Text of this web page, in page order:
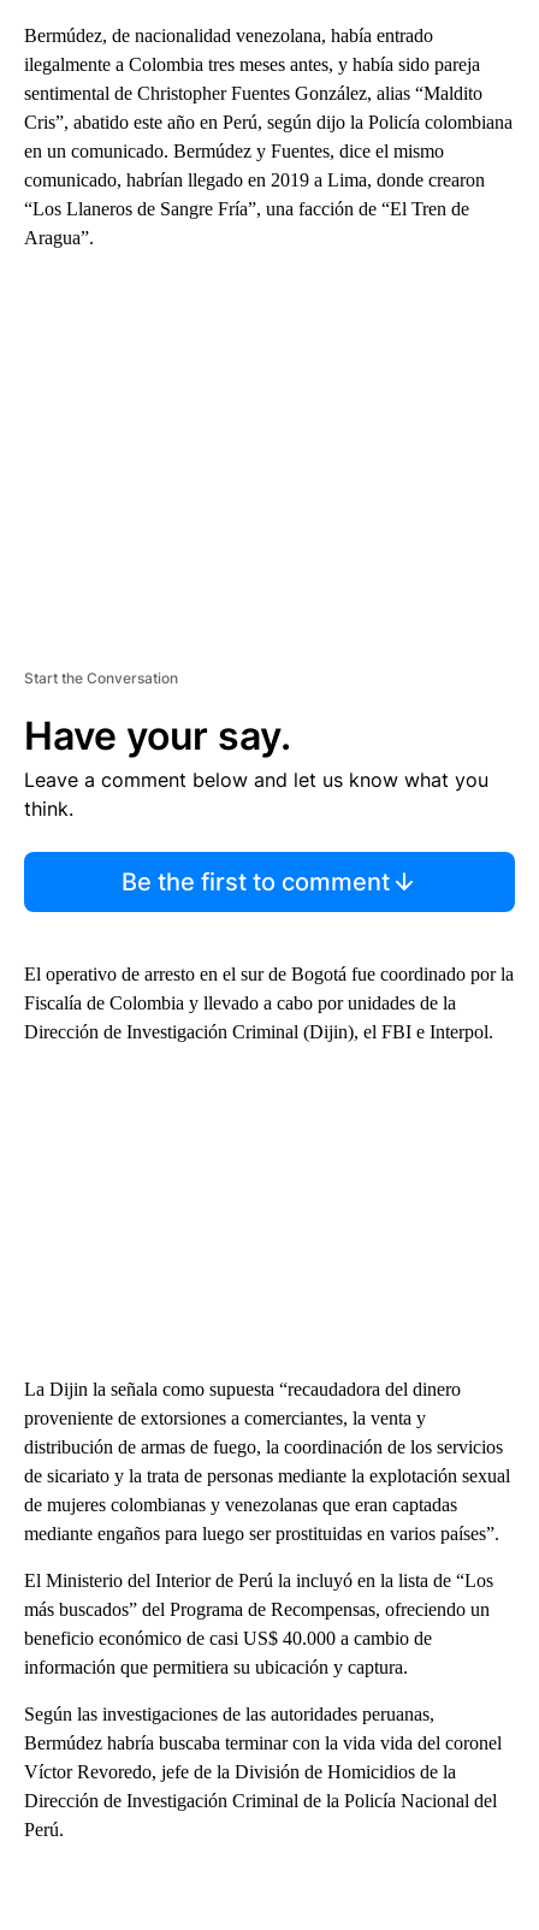
Bermúdez, de nacionalidad venezolana, había entrado
ilegalmente a Colombia tres meses antes, y había sido pareja
sentimental de Christopher Fuentes González, alias “Maldito
Cris”, abatido este año en Perú, según dijo la Policía colombiana
en un comunicado. Bermúdez y Fuentes, dice el mismo
comunicado, habrían llegado en 2019 a Lima, donde crearon
“Los Llaneros de Sangre Fría”, una facción de “El Tren de
Aragua”.
Start the Conversation
Have your say.
Leave a comment below and let us know what you
think.
Be the first to comment
El operativo de arresto en el sur de Bogotá fue coordinado por la
Fiscalía de Colombia y llevado a cabo por unidades de la
Dirección de Investigación Criminal (Dijin), el FBI e Interpol.
La Dijin la señala como supuesta “recaudadora del dinero
proveniente de extorsiones a comerciantes, la venta y
distribución de armas de fuego, la coordinación de los servicios
de sicariato y la trata de personas mediante la explotación sexual
de mujeres colombianas y venezolanas que eran captadas
mediante engaños para luego ser prostituidas en varios países”.
El Ministerio del Interior de Perú la incluyó en la lista de “Los
más buscados” del Programa de Recompensas, ofreciendo un
beneficio económico de casi US$ 40.000 a cambio de
información que permitiera su ubicación y captura.
Según las investigaciones de las autoridades peruanas,
Bermúdez habría buscaba terminar con la vida vida del coronel
Víctor Revoredo, jefe de la División de Homicidios de la
Dirección de Investigación Criminal de la Policía Nacional del
Perú.